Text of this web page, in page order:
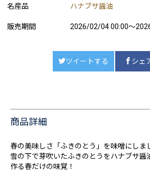
名産品 ハナブサ醤油
販売期間 2026/02/04 00:00～
ツイートする シェ
商品詳細
春の美味しさ「ふきのとう」を味噌にしま
雪の下で芽吹いたふきのとうをハナブサ醤
作る春だけの味覚！